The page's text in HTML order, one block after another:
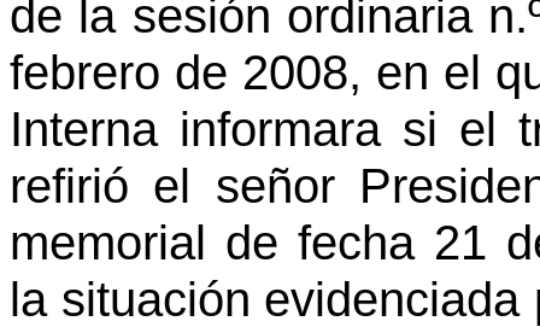
de la sesión ordinaria
febrero de 2008, en el
Interna informara si el
refirió el señor
memorial de fecha 21
la situación